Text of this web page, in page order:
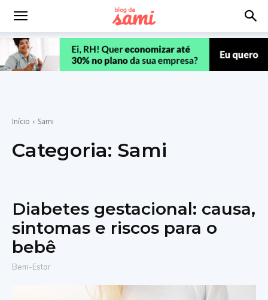
Início Sami
Categoria: Sami
Diabetes gestacional: causa,
sintomas e riscos para o
bebê
Bem-Estar